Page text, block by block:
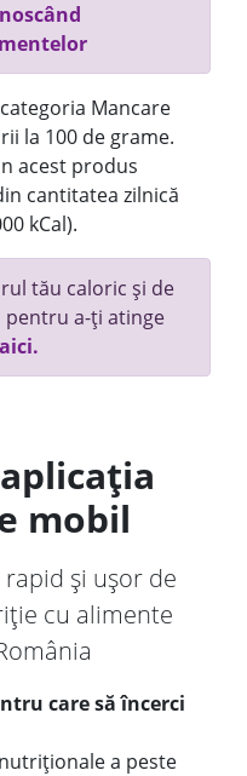
Mancare
la 100 de grame.
acest produs
cantitatea zilnică
kCal).
tău caloric și de
pentru a-ți atinge
mobil
rapid și ușor de
cu alimente
care să încerci
a peste